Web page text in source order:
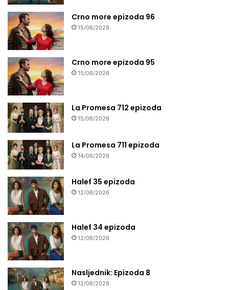
Crno more epizoda 96
15/06/2026
Crno more epizoda 95
15/06/2026
La Promesa 712 epizoda
15/06/2026
La Promesa 711 epizoda
14/06/2026
Halef 35 epizoda
12/06/2026
Halef 34 epizoda
12/06/2026
Nasljednik: Epizoda 8
12/06/2026